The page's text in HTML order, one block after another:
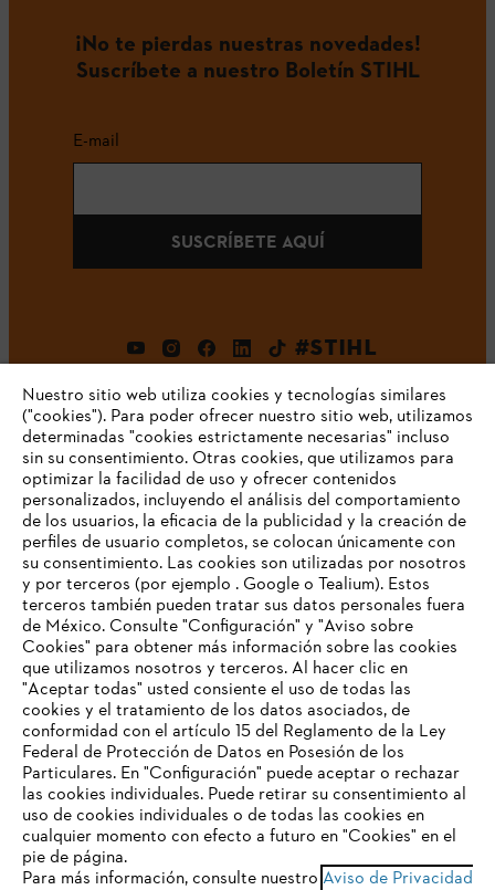
¡No te pierdas nuestras novedades!
Suscríbete a nuestro Boletín STIHL
E-mail
SUSCRÍBETE AQUÍ
#STIHL
Empresa
Preguntas frecuentes
Contacto
Aviso de privacidad
TU NAVEGADOR NO ES
COMPATIBLE
El navegador que estás utilizando no es compatible con
nuestra página web. Para que puedas disfrutar de nuestro
contenido, utiliza uno de los siguientes navegadores:
Nuestro sitio web utiliza cookies y tecnologías similares
("cookies"). Para poder ofrecer nuestro sitio web, utilizamos
determinadas "cookies estrictamente necesarias" incluso
sin su consentimiento. Otras cookies, que utilizamos para
optimizar la facilidad de uso y ofrecer contenidos
personalizados, incluyendo el análisis del comportamiento
de los usuarios, la eficacia de la publicidad y la creación de
perfiles de usuario completos, se colocan únicamente con
su consentimiento. Las cookies son utilizadas por nosotros
y por terceros (por ejemplo . Google o Tealium). Estos
terceros también pueden tratar sus datos personales fuera
de México. Consulte "Configuración" y "Aviso sobre
Cookies" para obtener más información sobre las cookies
que utilizamos nosotros y terceros. Al hacer clic en
"Aceptar todas" usted consiente el uso de todas las
cookies y el tratamiento de los datos asociados, de
conformidad con el artículo 15 del Reglamento de la Ley
Federal de Protección de Datos en Posesión de los
Particulares. En "Configuración" puede aceptar o rechazar
las cookies individuales. Puede retirar su consentimiento al
uso de cookies individuales o de todas las cookies en
cualquier momento con efecto a futuro en "Cookies" en el
pie de página.
Para más información, consulte nuestro Aviso de Privacidad